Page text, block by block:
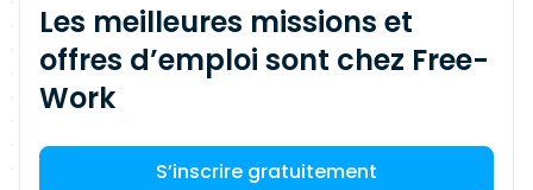
Les meilleures missions et
offres d’emploi sont chez Free-
Work
S’inscrire gratuitement